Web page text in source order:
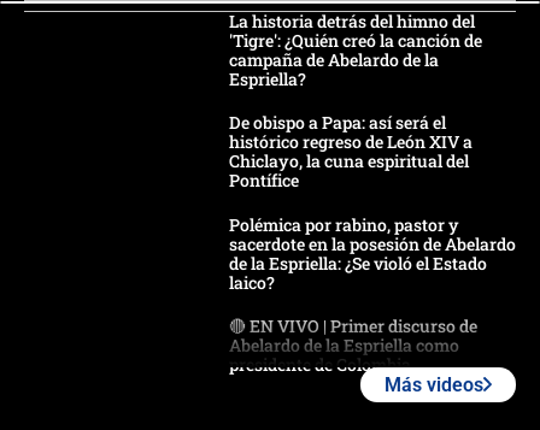
La historia detrás del himno del
'Tigre': ¿Quién creó la canción de
campaña de Abelardo de la
Espriella?
De obispo a Papa: así será el
histórico regreso de León XIV a
Chiclayo, la cuna espiritual del
Pontífice
Polémica por rabino, pastor y
sacerdote en la posesión de Abelardo
de la Espriella: ¿Se violó el Estado
laico?
🔴 EN VIVO | Primer discurso de
Abelardo de la Espriella como
presidente de Colombia
Más videos